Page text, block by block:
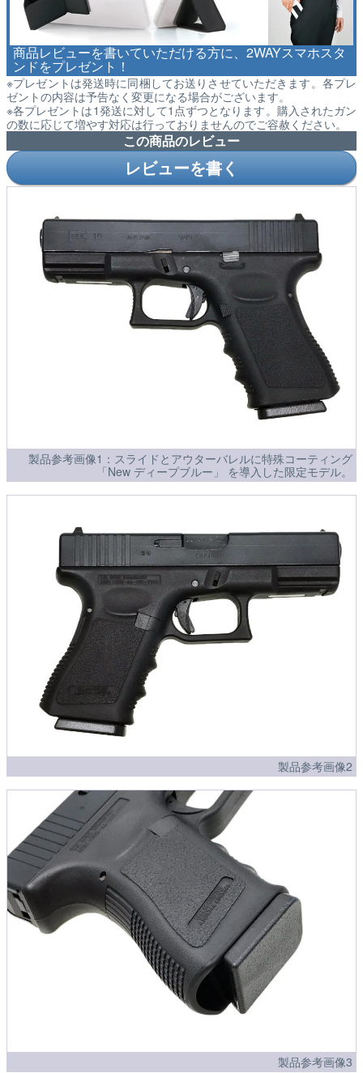
商品レビューを書いていただける方に、2WAYスマホスタ
ンドをプレゼント！
※プレゼントは発送時に同梱してお送りさせていただきます。各プレ
ゼントの内容は予告なく変更になる場合がございます。
※各プレゼントは1発送に対して1点ずつとなります。購入されたガン
の数に応じて増やす対応は行っておりませんのでご容赦ください。
この商品のレビュー
レビューを書く
製品参考画像1：スライドとアウターバレルに特殊コーティング
「New ディープブルー」 を導入した限定モデル。
製品参考画像2
製品参考画像3